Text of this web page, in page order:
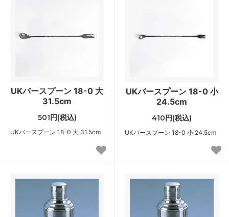
UKバースプーン 18-0 大
31.5cm
501円(税込)
UKバースプーン 18-0 大 31.5cm
UKバースプーン 18-0 小
24.5cm
410円(税込)
UKバースプーン 18-0 小 24.5cm